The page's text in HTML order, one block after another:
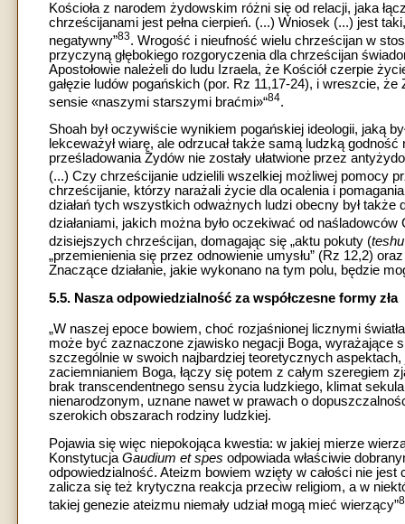
Kościoła z narodem żydowskim różni się od relacji, jaka
chrześcijanami jest pełna cierpień. (...) Wniosek (...) jest
negatywny”83. Wrogość i nieufność wielu chrześcijan w
przyczyną głębokiego rozgoryczenia dla chrześcijan
Apostołowie należeli do ludu Izraela, że Kościół czerpie
gałęzie ludów pogańskich (por. Rz 11,17-24), i wreszcie,
sensie «naszymi starszymi braćmi»“84.
Shoah był oczywiście wynikiem pogańskiej ideologii, jaką
lekceważył wiarę, ale odrzucał także samą ludzką
prześladowania Żydów nie zostały ułatwione przez
(...) Czy chrześcijanie udzielili wszelkiej możliwej pomocy
chrześcijanie, którzy narażali życie dla ocalenia i
działań tych wszystkich odważnych ludzi obecny był
działaniami, jakich można było oczekiwać od naśladowców
dzisiejszych chrześcijan, domagając się „aktu pokuty (
„przemienienia się przez odnowienie umysłu” (Rz 12,2)
Znaczące działanie, jakie wykonano na tym polu, będzie
5.5. Nasza odpowiedzialność za współczesne formy zła
„W naszej epoce bowiem, choć rozjaśnionej licznymi
może być zaznaczone zjawisko negacji Boga, wyrażające
szczególnie w swoich najbardziej teoretycznych
zaciemnianiem Boga, łączy się potem z całym szeregiem
brak transcendentnego sensu życia ludzkiego, klimat
nienarodzonym, uznane nawet w prawach o
szerokich obszarach rodziny ludzkiej.
Pojawia się więc niepokojąca kwestia: w jakiej mierze
Konstytucja Gaudium et spes odpowiada właściwie
odpowiedzialność. Ateizm bowiem wzięty w całości nie
zalicza się też krytyczna reakcja przeciw religiom, a w
takiej genezie ateizmu niemały udział mogą mieć wierzący”